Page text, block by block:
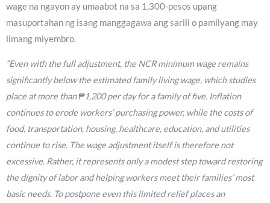
wage na ngayon ay umaabot na sa 1,300-pesos upang
masuportahan ng isang manggagawa ang sarili o pamilyang may
limang miyembro.
“Even with the full adjustment, the NCR minimum wage remains
significantly below the estimated family living wage, which studies
place at more than ₱1,200 per day for a family of five. Inflation
continues to erode workers’ purchasing power, while the costs of
food, transportation, housing, healthcare, education, and utilities
continue to rise. The wage adjustment itself is therefore not
excessive. Rather, it represents only a modest step toward restoring
the dignity of labor and helping workers meet their families’ most
basic needs. To postpone even this limited relief places an